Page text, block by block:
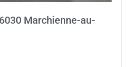
Marchienne-au-